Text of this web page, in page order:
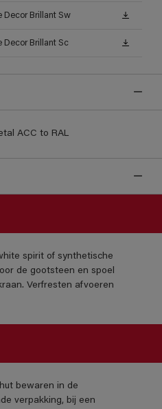
Decor Brillant Sw
Decor Brillant Sc
ACC to RAL
spirit of synthetische
de gootsteen en spoel
Verfresten afvoeren
bewaren in de
verpakking, bij een